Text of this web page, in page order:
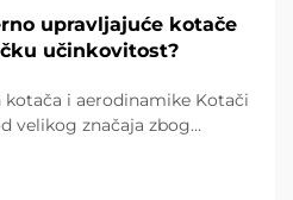
upravljajuće kotače
učinkovitost?
i aerodinamike Kotači
velikog značaja zbog
tendenciju poboljšati